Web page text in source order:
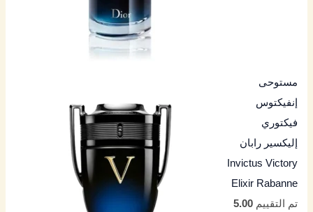
مستوحى
إنفيكتوس
فيكتوري
إليكسير رابان
Invictus Victory
Elixir Rabanne
تم التقييم5.00